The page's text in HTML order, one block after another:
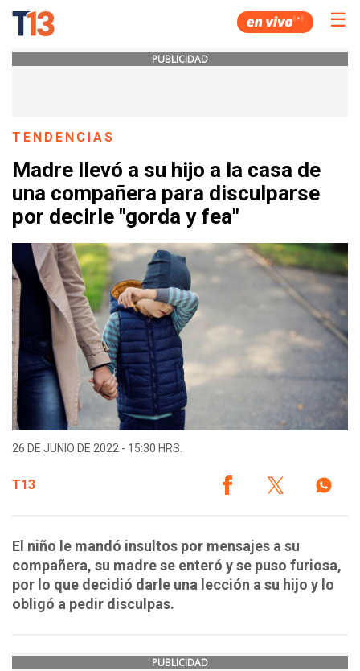
☰
PUBLICIDAD
TENDENCIAS
Madre llevó a su hijo a la casa de
una compañera para disculparse
por decirle "gorda y fea"
26 DE JUNIO DE 2022 - 15:30 HRS.
T13
El niño le mandó insultos por mensajes a su
compañera, su madre se enteró y se puso furiosa,
por lo que decidió darle una lección a su hijo y lo
obligó a pedir disculpas.
PUBLICIDAD